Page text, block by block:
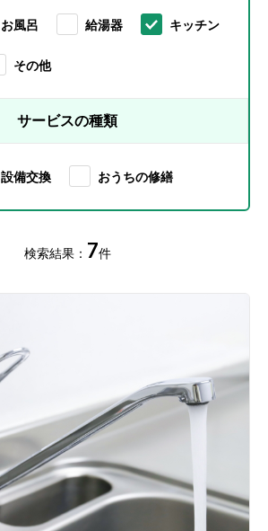
お風呂 給湯器 キッチン
その他
サービスの種類
設備交換 おうちの修繕
検索結果： 7件